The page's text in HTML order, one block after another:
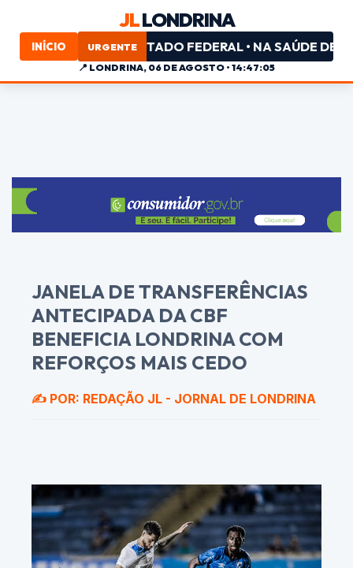
JLLONDRINA
INÍCIO URGENTE
PARA DEPUTADO FEDERAL • NA SAÚDE
📍 LONDRINA, 06 DE AGOSTO • 14:47:05
JANELA DE TRANSFERÊNCIAS
ANTECIPADA DA CBF
BENEFICIA LONDRINA COM
REFORÇOS MAIS CEDO
✍️ POR: REDAÇÃO JL - JORNAL DE LONDRINA